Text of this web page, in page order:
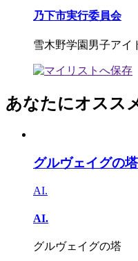
乃下市実行委員会
雪木野学園男子アイ
あなたにオスス
グルヴェイグの塔
AI.
AI.
グルヴェイグの塔